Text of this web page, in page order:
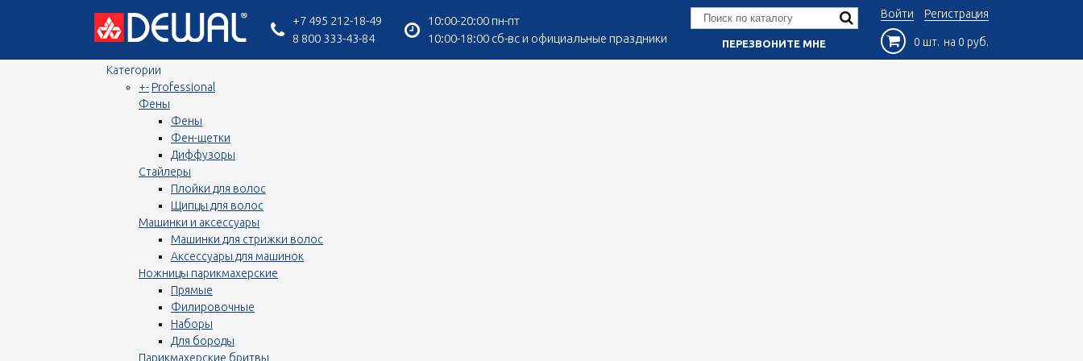
+7 495 212-18-49
8 800 333-43-84
10:00-20:00 пн-пт
10:00-18:00 сб-вс и официальные праздники
ПЕРЕЗВОНИТЕ МНЕ
Войти Регистрация
0 шт. на 0 руб.
Категории
+- Professional
Фены
Фены
Фен-щетки
Диффузоры
Стайлеры
Плойки для волос
Щипцы для волос
Машинки и аксессуары
Машинки для стрижки волос
Аксессуары для машинок
Ножницы парикмахерские
Прямые
Филировочные
Наборы
Для бороды
Парикмахерские бритвы